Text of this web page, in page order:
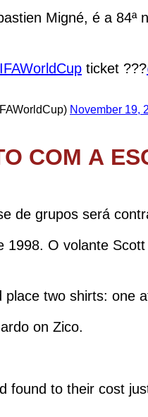
Migné, é a 84ª
ticket ???
November 19,
COM A
de grupos será
1998. O volante
place two shirts: one
on Zico.
found to their cost